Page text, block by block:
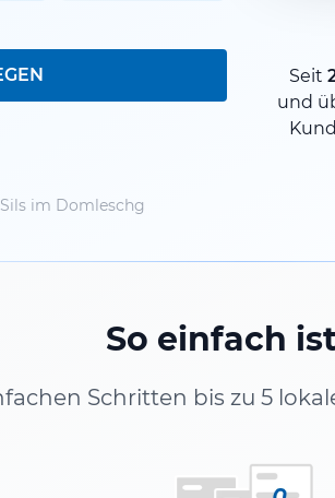
Seit
und
im Domleschg
So einfach
Schritten bis zu 5